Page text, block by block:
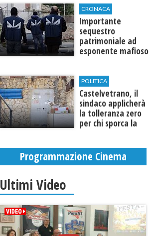
CRONACA
Importante
sequestro
patrimoniale ad
esponente mafioso
POLITICA
Castelvetrano, il
sindaco applicherà
la tolleranza zero
per chi sporca la
Programmazione Cinema
Ultimi Video